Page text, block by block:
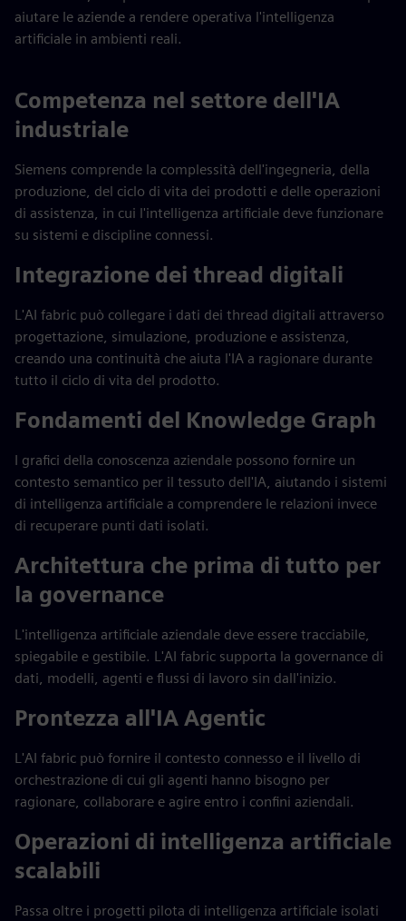
aiutare le aziende a rendere operativa l'intelligenza
artificiale in ambienti reali.
Competenza nel settore dell'IA
industriale
Siemens comprende la complessità dell'ingegneria, della
produzione, del ciclo di vita dei prodotti e delle operazioni
di assistenza, in cui l'intelligenza artificiale deve funzionare
su sistemi e discipline connessi.
Integrazione dei thread digitali
L'AI fabric può collegare i dati dei thread digitali attraverso
progettazione, simulazione, produzione e assistenza,
creando una continuità che aiuta l'IA a ragionare durante
tutto il ciclo di vita del prodotto.
Fondamenti del Knowledge Graph
I grafici della conoscenza aziendale possono fornire un
contesto semantico per il tessuto dell'IA, aiutando i sistemi
di intelligenza artificiale a comprendere le relazioni invece
di recuperare punti dati isolati.
Architettura che prima di tutto per
la governance
L'intelligenza artificiale aziendale deve essere tracciabile,
spiegabile e gestibile. L'AI fabric supporta la governance di
dati, modelli, agenti e flussi di lavoro sin dall'inizio.
Prontezza all'IA Agentic
L'AI fabric può fornire il contesto connesso e il livello di
orchestrazione di cui gli agenti hanno bisogno per
ragionare, collaborare e agire entro i confini aziendali.
Operazioni di intelligenza artificiale
scalabili
Passa oltre i progetti pilota di intelligenza artificiale isolati